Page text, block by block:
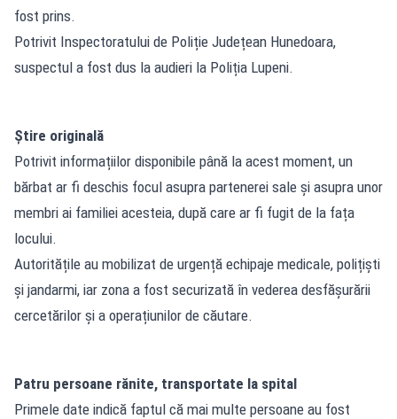
fost prins.
Potrivit Inspectoratului de Poliție Județean Hunedoara,
suspectul a fost dus la audieri la Poliția Lupeni.
Știre originală
Potrivit informațiilor disponibile până la acest moment, un
bărbat ar fi deschis focul asupra partenerei sale și asupra unor
membri ai familiei acesteia, după care ar fi fugit de la fața
locului.
Autoritățile au mobilizat de urgență echipaje medicale, polițiști
și jandarmi, iar zona a fost securizată în vederea desfășurării
cercetărilor și a operațiunilor de căutare.
Patru persoane rănite, transportate la spital
Primele date indică faptul că mai multe persoane au fost